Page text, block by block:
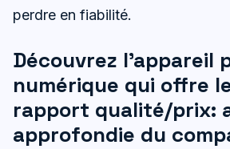
perdre en fiabilité.
Découvrez l’appareil
numérique qui offre
rapport qualité/prix:
approfondie du